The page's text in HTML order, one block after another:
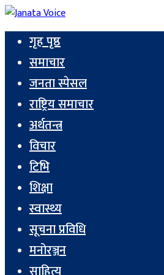
गृह पृष्ठ
समाचार
जनता स्पेसल
राष्ट्रिय समाचार
अर्थतन्त्र
विचार
टिभि
शिक्षा
स्वास्थ्य
सूचना प्रविधि
मनोरञ्जन